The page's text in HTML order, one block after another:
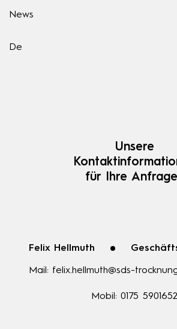
News
De
Unsere
für Ihre
Felix Hellmuth
Mail: felix.hellmuth@sds-
Mobil: 0175 5901652